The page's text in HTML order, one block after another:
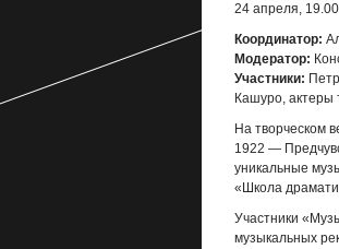
24 апреля, 19.00
Координатор:
Модератор:
Участники:
Кашуро, актеры
На творческом
1922 —
уникальные
«Школа
Участники
музыкальных